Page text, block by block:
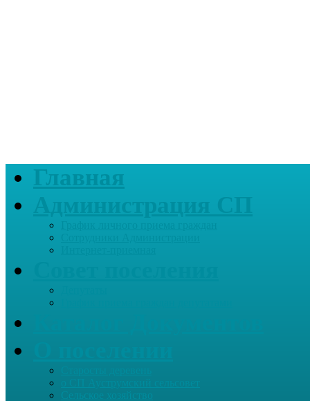
Главная